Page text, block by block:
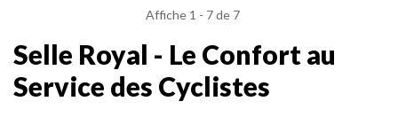
Affiche 1 - 7 de 7
Selle Royal - Le Confort au
Service des Cyclistes